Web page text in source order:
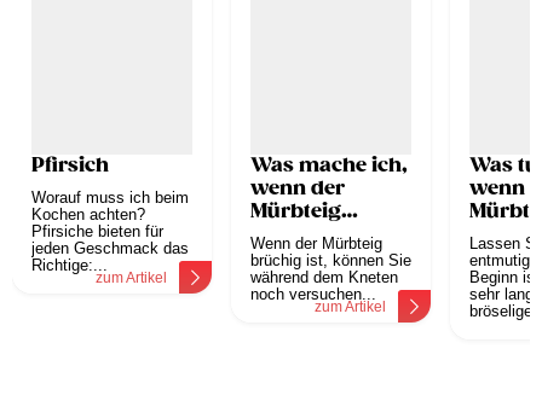
Pfirsich
Worauf muss ich beim
Kochen achten?
Pfirsiche bieten für
jeden Geschmack das
Richtige:...
zum Artikel
Was mache ich,
wenn der
Mürbteig
brüchig ist?
Wenn der Mürbteig
brüchig ist, können Sie
während dem Kneten
noch versuchen...
zum Artikel
Was
wenn
Lassen
Beginn
sehr